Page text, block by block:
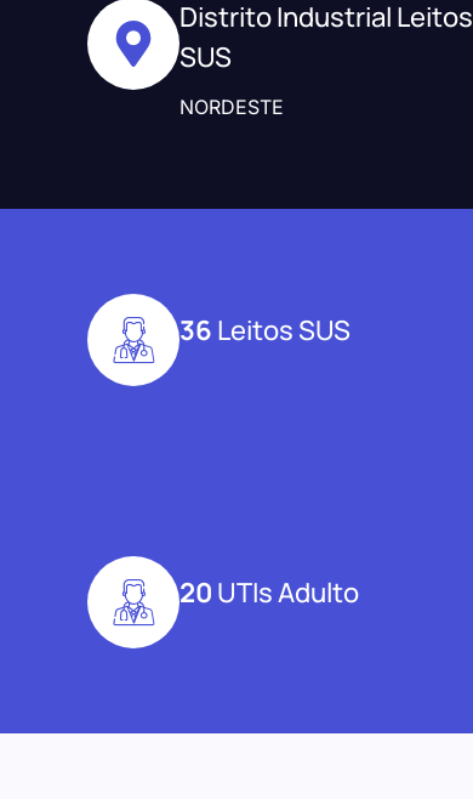
Distrito Industrial Leitos
SUS
NORDESTE
36 Leitos SUS
20 UTIs Adulto